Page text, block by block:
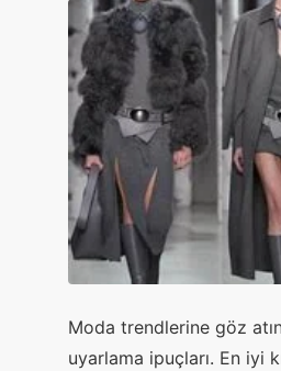
Moda trendlerine göz
uyarlama ipuçları. En iyi